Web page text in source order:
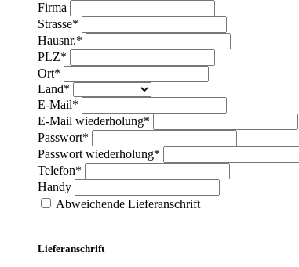
Firma
Strasse*
Hausnr.*
PLZ*
Ort*
Land*
E-Mail*
E-Mail wiederholung*
Passwort*
Passwort wiederholung*
Telefon*
Handy
Abweichende Lieferanschrift
Lieferanschrift